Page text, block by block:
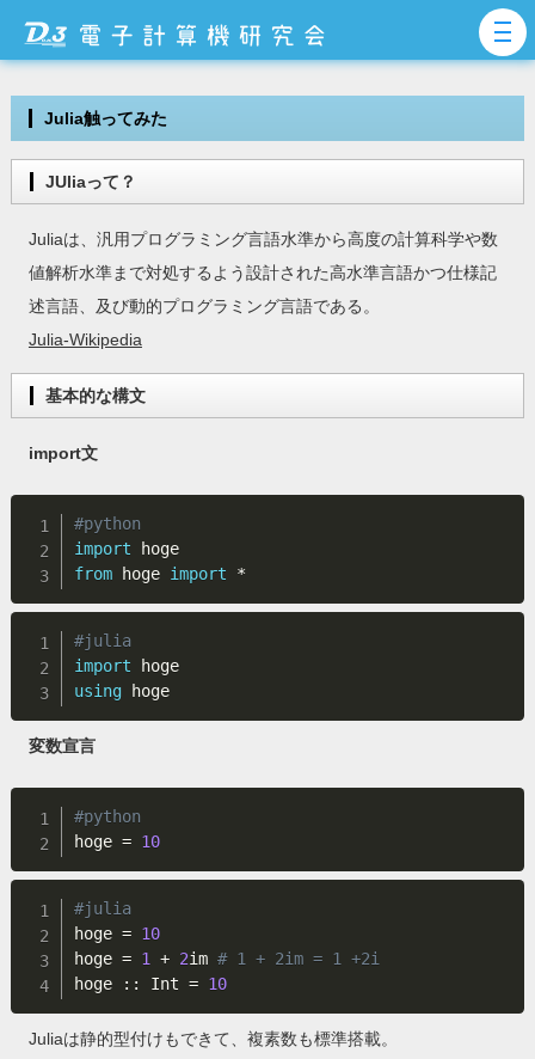
Julia触ってみた
JUliaって？
Juliaは、汎用プログラミング言語水準から高度の計算科学や数
値解析水準まで対処するよう設計された高水準言語かつ仕様記
述言語、及び動的プログラミング言語である。
Julia-Wikipedia
基本的な構文
import文
#python
import
from hoge import *
#julia
import
using
変数宣言
#python
hoge = 10
#julia
hoge = 10
hoge = 1 + 2im # 1 + 2im = 1 +2i
hoge
: : Int = 10
Juliaは静的型付けもできて、複素数も標準搭載。